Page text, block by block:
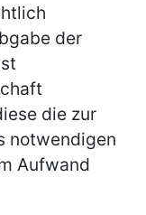
der
die zur
notwendigen
Aufwand